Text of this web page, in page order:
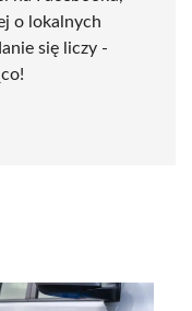
o lokalnych
się liczy -